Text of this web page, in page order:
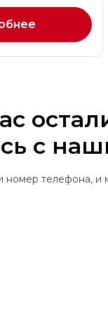
с
номер телефона, и